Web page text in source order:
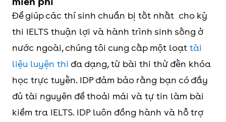
Để giúp các thí sinh chuẩn bị tốt nhất cho kỳ
thi IELTS thuận lợi và hành trình sinh sống ở
nước ngoài, chúng tôi cung cấp một loạt tài
liệu luyện thi đa dạng, từ bài thi thử đến khóa
học trực tuyến. IDP đảm bảo rằng bạn có đầy
đủ tài nguyên để thoải mái và tự tin làm bài
kiểm tra IELTS. IDP luôn đồng hành và hỗ trợ